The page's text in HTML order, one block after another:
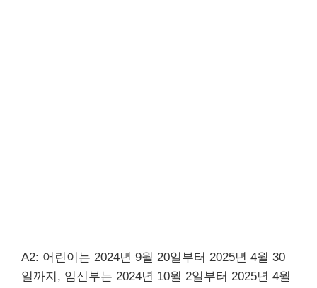
A2: 어린이는 2024년 9월 20일부터 2025년 4월 30
일까지, 임신부는 2024년 10월 2일부터 2025년 4월